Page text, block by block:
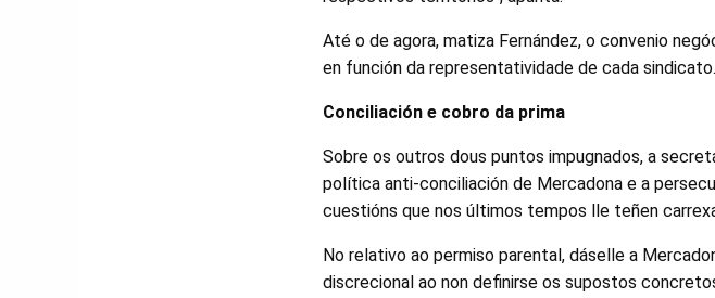
Até o de agora, matiza Fernández, o convenio
en función da representatividade de cada sindicato.
Conciliación e cobro da prima
Sobre os outros dous puntos impugnados, a
política anti-conciliación de Mercadona e a
cuestións que nos últimos tempos lle teñen
No relativo ao permiso parental, dáselle a
discrecional ao non definirse os supostos